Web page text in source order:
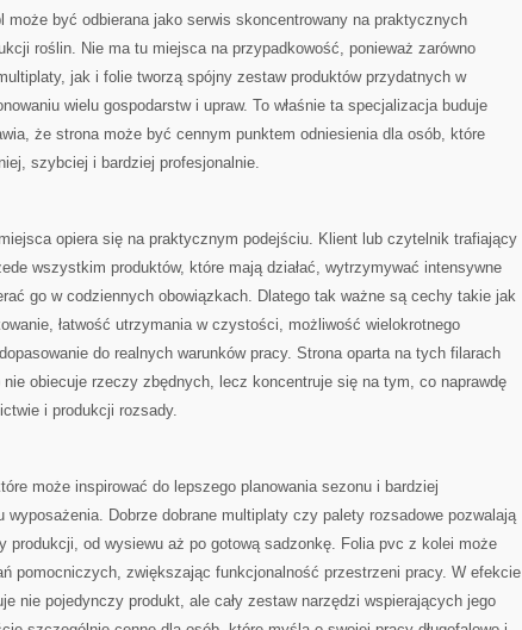
może być odbierana jako serwis skoncentrowany na praktycznych
roślin. Nie ma tu miejsca na przypadkowość, ponieważ zarówno
jak i folie tworzą spójny zestaw produktów przydatnych w
wielu gospodarstw i upraw. To właśnie ta specjalizacja buduje
że strona może być cennym punktem odniesienia dla osób, które
szybciej i bardziej profesjonalnie.
opiera się na praktycznym podejściu. Klient lub czytelnik trafiający
wszystkim produktów, które mają działać, wytrzymywać intensywne
go w codziennych obowiązkach. Dlatego tak ważne są cechy takie jak
łatwość utrzymania w czystości, możliwość wielokrotnego
do realnych warunków pracy. Strona oparta na tych filarach
nie obiecuje rzeczy zbędnych, lecz koncentruje się na tym, co naprawdę
i produkcji rozsady.
może inspirować do lepszego planowania sezonu i bardziej
wyposażenia. Dobrze dobrane multiplaty czy palety rozsadowe pozwalają
produkcji, od wysiewu aż po gotową sadzonkę. Folia pvc z kolei może
pomocniczych, zwiększając funkcjonalność przestrzeni pracy. W efekcie
nie pojedynczy produkt, ale cały zestaw narzędzi wspierających jego